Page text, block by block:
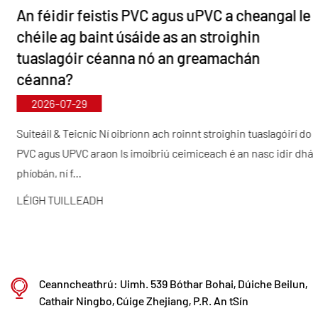
Agus é á threorú ag an bprionsabal “Teicneolaíocht-
tiomáinte, Ag Coinneáil Luas leis an Aimsir”,
leithdháileann Kaixin beagnach RMB 10 milliún in
aghaidh na bliana ar T&F. Cinnteoimid cáilíocht
táirgí níos fearr trí dhéantúsaíocht chaighdeánaithe
uathoibrithe agus trí fhoinsiú dian amhábhar
allmhairithe. Ar aon dul lenár straitéis forbartha
idirnáisiúnta, déanaimid monatóireacht leanúnach
ar threochtaí an mhargaidh dhomhanda agus
Ningbo • Bunáit T&F & Táirgeadh Fenghua
An féidir feistis PVC agus uPVC a cheangal le
chéile ag baint úsáide as an stroighin
tuaslagóir céanna nó an greamachán
céanna?
2026-07-29
Suiteáil & Teicníc Ní oibríonn ach roinnt stroighin tuaslagóirí do
PVC agus UPVC araon Is imoibriú ceimiceach é an nasc idir dhá
phíobán, ní f...
LÉIGH TUILLEADH
Ceanncheathrú: Uimh. 539 Bóthar Bohai, Dúiche Beilun,
Cathair Ningbo, Cúige Zhejiang, P.R. An tSín